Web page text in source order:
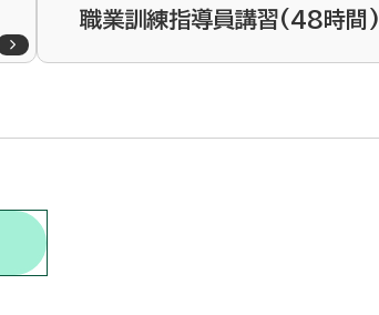
職業訓練指導員講習(48時間)